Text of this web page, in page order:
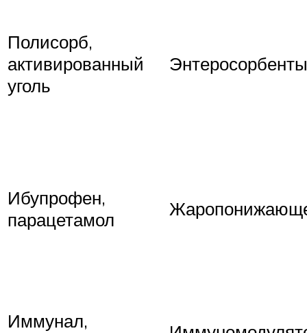
Полисорб,
активированный
уголь
Энтеросорбенты
Ибупрофен,
парацетамол
Иммунал,